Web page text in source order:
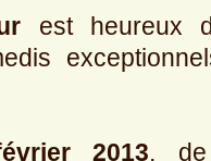
est heureux
2013,